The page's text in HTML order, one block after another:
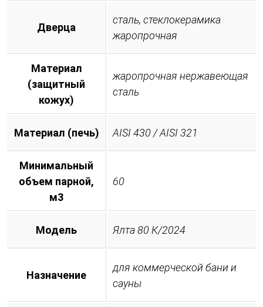
Дверца
сталь, стеклокерамика
жаропрочная
Материал
(защитный
кожух)
жаропрочная нержавеющая
сталь
Материал (печь) AISI 430 / AISI 321
Минимальный
объем парной,
м3
60
Модель Ялта 80 К/2024
Назначение
для коммерческой бани и
сауны